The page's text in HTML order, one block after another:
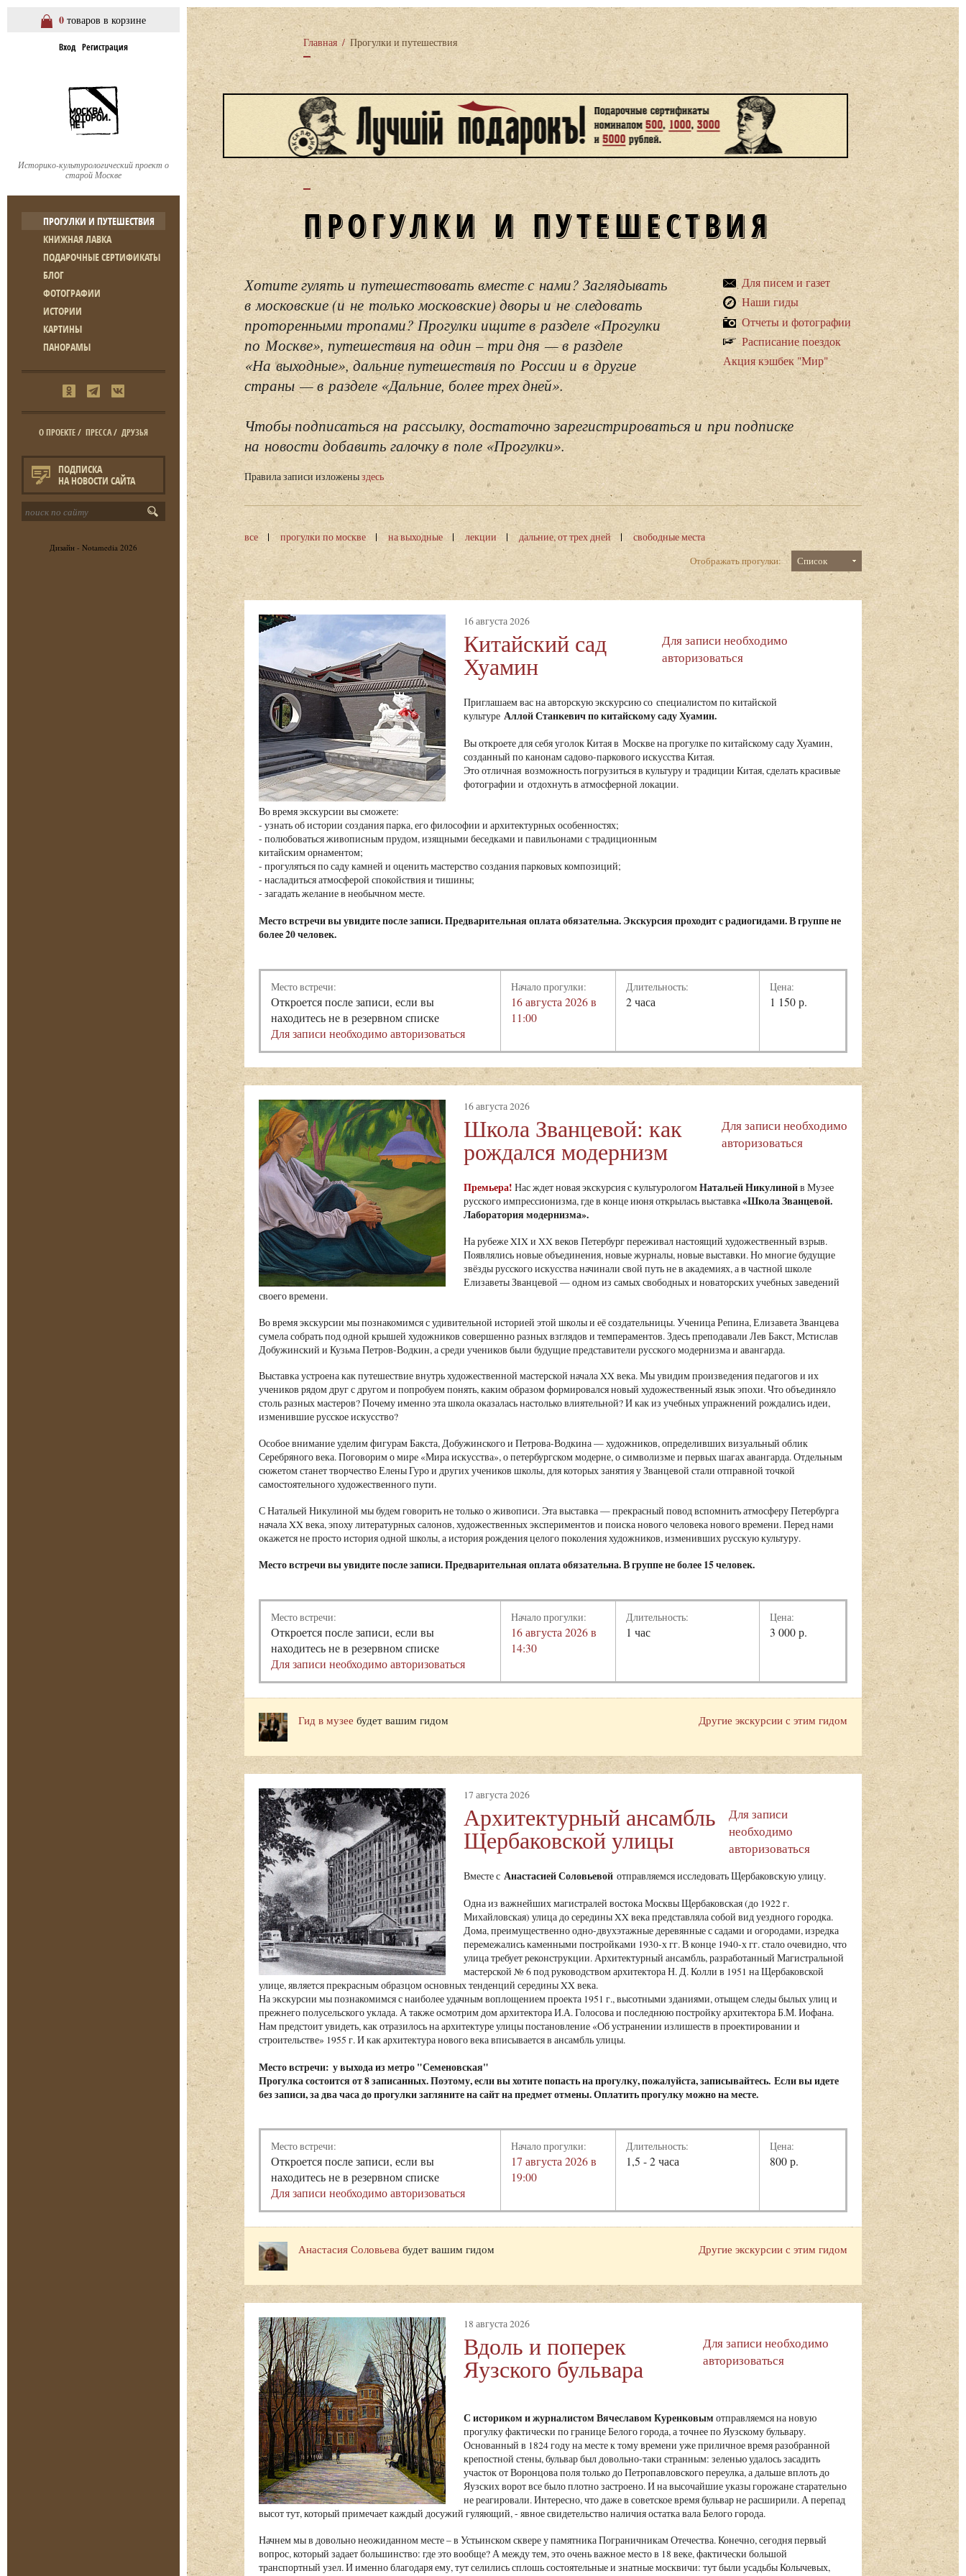
0 товаров в корзине
Вход Регистрация
Историко-культурологический проект о
старой Москве
ПРОГУЛКИ И ПУТЕШЕСТВИЯ
КНИЖНАЯ ЛАВКА
ПОДАРОЧНЫЕ СЕРТИФИКАТЫ
БЛОГ
ФОТОГРАФИИ
ИСТОРИИ
КАРТИНЫ
ПАНОРАМЫ
О ПРОЕКТЕ/ ПРЕССА/ ДРУЗЬЯ
ПОДПИСКА
НА НОВОСТИ САЙТА
Дизайн - Notamedia 2026
Главная / Прогулки и путешествия
ПРОГУЛКИ И ПУТЕШЕСТВИЯ
Для писем и газет
Наши гиды
Отчеты и фотографии
Расписание поездок
Акция кэшбек "Мир"
Хотите гулять и путешествовать вместе с нами? Заглядывать
в московские (и не только московские) дворы и не следовать
проторенными тропами? Прогулки ищите в разделе «Прогулки
по Москве», путешествия на один – три дня — в разделе
«На выходные», дальние путешествия по России и в другие
страны — в разделе «Дальние, более трех дней».
Чтобы подписаться на рассылку, достаточно зарегистрироваться и при подписке
на новости добавить галочку в поле «Прогулки».
Правила записи изложеныздесь
все прогулки по москве на выходные лекции дальние, от трех дней
свободные места
Отображать прогулки:
Список
16 августа 2026
Китайский сад
Хуамин
Для записи необходимо
авторизоваться
Приглашаем вас на авторскую экскурсию со специалистом по китайской
культуре Аллой Станкевичпо китайскому саду Хуамин.
Вы откроете для себя уголок Китая в Москве на прогулке по китайскому саду Хуамин,
созданный по канонам садово-паркового искусства Китая.
Это отличная возможность погрузиться в культуру и традиции Китая, сделать красивые
фотографии и отдохнуть в атмосферной локации.
Во время экскурсии вы сможете:
- узнать об истории создания парка, его философии и архитектурных особенностях;
- полюбоваться живописным прудом, изящными беседками и павильонами с традиционным
китайским орнаментом;
- прогуляться по саду камней и оценить мастерство создания парковых композиций;
- насладиться атмосферой спокойствия и тишины;
- загадать желание в необычном месте.
Место встречи вы увидите после записи. Предварительная оплата обязательна. Экскурсия проходит с радиогидами. В группе не
более 20 человек.
Место встречи:
Откроется после записи, если вы
находитесь не в резервном списке
Для записи необходимо авторизоваться
Начало прогулки:
16 августа 2026 в
11:00
Длительность:
2 часа
Цена:
1 150 р.
16 августа 2026
Школа Званцевой: как
рождался модернизм
Для записи необходимо
авторизоваться
Премьера! Нас ждет новая экскурсия с культурологомНатальей Никулинойв Музее
русского импрессионизма, где в конце июня открылась выставка«Школа Званцевой.
Лаборатория модернизма».
На рубеже XIX и XX веков Петербург переживал настоящий художественный взрыв.
Появлялись новые объединения, новые журналы, новые выставки. Но многие будущие
звёзды русского искусства начинали свой путь не в академиях, а в частной школе
Елизаветы Званцевой — одном из самых свободных и новаторских учебных заведений
своего времени.
Во время экскурсии мы познакомимся с удивительной историей этой школы и её создательницы. Ученица Репина, Елизавета Званцева
сумела собрать под одной крышей художников совершенно разных взглядов и темпераментов. Здесь преподавали Лев Бакст, Мстислав
Добужинский и Кузьма Петров-Водкин, а среди учеников были будущие представители русского модернизма и авангарда.
Выставка устроена как путешествие внутрь художественной мастерской начала XX века. Мы увидим произведения педагогов и их
учеников рядом друг с другом и попробуем понять, каким образом формировался новый художественный язык эпохи. Что объединяло
столь разных мастеров? Почему именно эта школа оказалась настолько влиятельной? И как из учебных упражнений рождались идеи,
изменившие русское искусство?
Особое внимание уделим фигурам Бакста, Добужинского и Петрова-Водкина — художников, определивших визуальный облик
Серебряного века. Поговорим о мире «Мира искусства», о петербургском модерне, о символизме и первых шагах авангарда. Отдельным
сюжетом станет творчество Елены Гуро и других учеников школы, для которых занятия у Званцевой стали отправной точкой
самостоятельного художественного пути.
С Натальей Никулиной мы будем говорить не только о живописи. Эта выставка — прекрасный повод вспомнить атмосферу Петербурга
начала XX века, эпоху литературных салонов, художественных экспериментов и поиска нового человека нового времени. Перед нами
окажется не просто история одной школы, а история рождения целого поколения художников, изменивших русскую культуру.
Место встречи вы увидите после записи. Предварительная оплата обязательна. В группе не более 15 человек.
Место встречи:
Откроется после записи, если вы
находитесь не в резервном списке
Для записи необходимо авторизоваться
Начало прогулки:
16 августа 2026 в
14:30
Длительность:
1 час
Цена:
3 000 р.
Другие экскурсии с этим гидом
Гид в музее будет вашим гидом
17 августа 2026
Архитектурный ансамбль
Щербаковской улицы
Для записи
необходимо
авторизоваться
Вместе с Анастасией Соловьевой отправляемся исследовать Щербаковскую улицу.
Одна из важнейших магистралей востока Москвы Щербаковская (до 1922 г.
Михайловская) улица до середины XX века представляла собой вид уездного городка.
Дома, преимущественно одно-двухэтажные деревянные с садами и огородами, изредка
перемежались каменными постройками 1930-х гг. В конце 1940-х гг. стало очевидно, что
улица требует реконструкции. Архитектурный ансамбль, разработанный Магистральной
мастерской № 6 под руководством архитектора Н. Д. Колли в 1951 на Щербаковской
улице, является прекрасным образцом основных тенденций середины XX века.
На экскурсии мы познакомимся с наиболее удачным воплощением проекта 1951 г., высотными зданиями, отыщем следы былых улиц и
прежнего полусельского уклада. А также осмотрим дом архитектора И.А. Голосова и последнюю постройку архитектора Б.М. Иофана.
Нам предстоит увидеть, как отразилось на архитектуре улицы постановление «Об устранении излишеств в проектировании и
строительстве» 1955 г. И как архитектура нового века вписывается в ансамбль улицы.
Место встречи: у выхода из метро "Семеновская"
Прогулка состоится от 8 записанных. Поэтому, если вы хотите попасть на прогулку, пожалуйста, записывайтесь. Если вы идете
без записи, за два часа до прогулки загляните на сайт на предмет отмены. Оплатить прогулку можно на месте.
Место встречи:
Откроется после записи, если вы
находитесь не в резервном списке
Для записи необходимо авторизоваться
Начало прогулки:
17 августа 2026 в
19:00
Длительность:
1,5 - 2 часа
Цена:
800 р.
Другие экскурсии с этим гидом
Анастасия Соловьева будет вашим гидом
18 августа 2026
Вдоль и поперек
Яузского бульвара
Для записи необходимо
авторизоваться
С историком и журналистом Вячеславом Куренковым отправляемся на новую
прогулку фактически по границе Белого города, а точнее по Яузскому бульвару.
Основанный в 1824 году на месте к тому времени уже приличное время разобранной
крепостной стены, бульвар был довольно-таки странным: зеленью удалось засадить
участок от Воронцова поля только до Петропавловского переулка, а дальше вплоть до
Яузских ворот все было плотно застроено. И на высочайшие указы горожане старательно
не реагировали. Интересно, что даже в советское время бульвар не расширили. А перепад
высот тут, который примечает каждый досужий гуляющий, - явное свидетельство наличия остатка вала Белого города.
Начнем мы в довольно неожиданном месте – в Устьинском сквере у памятника Пограничникам Отечества. Конечно, сегодня первый
вопрос, который задает большинство: где это вообще? А между тем, это очень важное место в 18 веке, фактически большой
транспортный узел. И именно благодаря ему, тут селились сплошь состоятельные и знатные москвичи: тут были усадьбы Колычевых,